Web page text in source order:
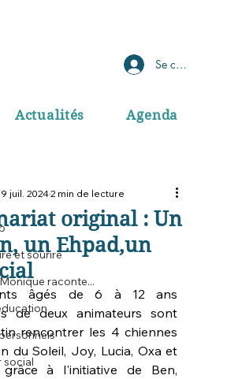
Actualités Agenda
Se connecter
et sourire
raconte...
social
original : Un
un Ehpad,un
juil. 20242 min de lecture
âgés de 6 à 12 ans
de deux animateurs sont
rencontrer les 4 chiennes
du Soleil, Joy, Lucia, Oxa et
grâce à l'initiative de Ben,